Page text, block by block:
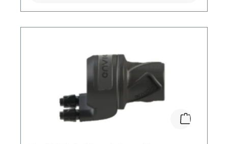
Herstellers Länge: 130 mm Materialstärke: 6 mm